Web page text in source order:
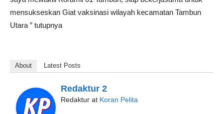
mensukseskan Giat vaksinasi wilayah kecamatan Tambun
Utara ” tutupnya
About Latest Posts
Redaktur 2
Redaktur at Koran Pelita